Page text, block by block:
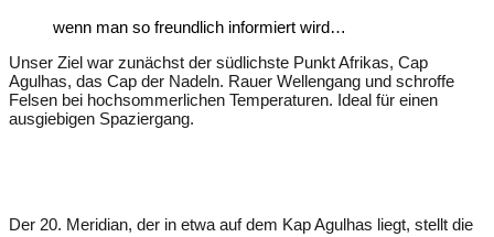
wenn man so freundlich informiert wird…
Unser Ziel war zunächst der südlichste Punkt Afrikas, Cap
Agulhas, das Cap der Nadeln. Rauer Wellengang und schroffe
Felsen bei hochsommerlichen Temperaturen. Ideal für einen
ausgiebigen Spaziergang.
Der 20. Meridian, der in etwa auf dem Kap Agulhas liegt, stellt die